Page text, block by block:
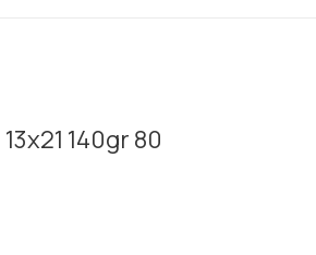
140gr 80